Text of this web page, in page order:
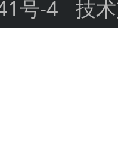
号-4
技